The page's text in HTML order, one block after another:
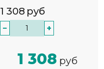
1 308 руб
− +
1 308 руб